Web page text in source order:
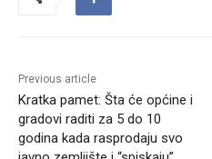
Previous article
Kratka pamet: Šta će općine i
gradovi raditi za 5 do 10
godina kada rasprodaju svo